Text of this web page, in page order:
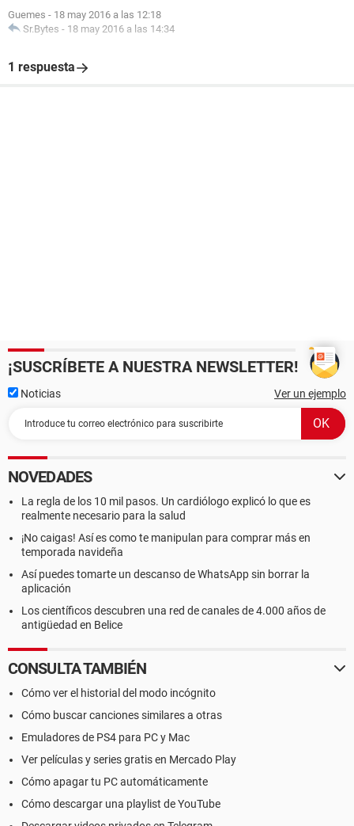
Guemes - 18 may 2016 a las 12:18
Sr.Bytes - 18 may 2016 a las 14:34
1 respuesta
¡SUSCRÍBETE A NUESTRA NEWSLETTER!
Noticias Ver un ejemplo
NOVEDADES
La regla de los 10 mil pasos. Un cardiólogo explicó lo que es
realmente necesario para la salud
¡No caigas! Así es como te manipulan para comprar más en
temporada navideña
Así puedes tomarte un descanso de WhatsApp sin borrar la
aplicación
Los científicos descubren una red de canales de 4.000 años de
antigüedad en Belice
CONSULTA TAMBIÉN
Cómo ver el historial del modo incógnito
Cómo buscar canciones similares a otras
Emuladores de PS4 para PC y Mac
Ver películas y series gratis en Mercado Play
Cómo apagar tu PC automáticamente
Cómo descargar una playlist de YouTube